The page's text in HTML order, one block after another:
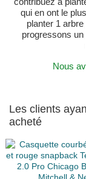
qui en ont le
planter 1
progressons un
Nous
Les clients
acheté